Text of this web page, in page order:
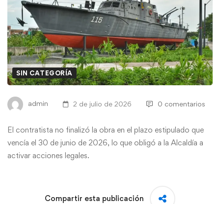
SIN CATEGORÍA
admin 2 de julio de 2026 0 comentarios
El contratista no finalizó la obra en el plazo estipulado que
vencía el 30 de junio de 2026, lo que obligó a la Alcaldía a
activar acciones legales.
Compartir esta publicación